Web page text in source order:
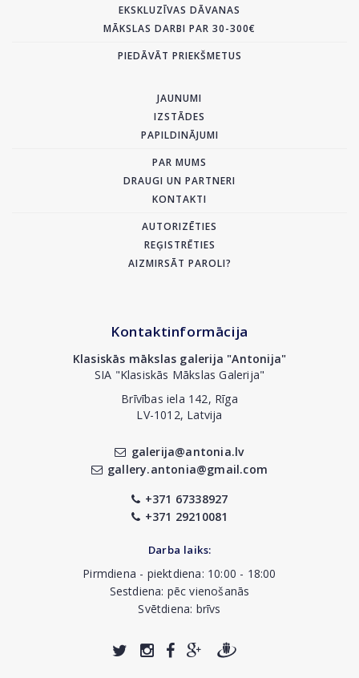
EKSKLUZĪVAS DĀVANAS
MĀKSLAS DARBI PAR 30-300€
PIEDĀVĀT PRIEKŠMETUS
JAUNUMI
IZSTĀDES
PAPILDINĀJUMI
PAR MUMS
DRAUGI UN PARTNERI
KONTAKTI
AUTORIZĒTIES
REĢISTRĒTIES
AIZMIRSĀT PAROLI?
Kontaktinformācija
Klasiskās mākslas galerija "Antonija"
SIA "Klasiskās Mākslas Galerija"
Brīvības iela 142, Rīga
LV-1012, Latvija
galerija@antonia.lv
gallery.antonia@gmail.com
+371 67338927
+371 29210081
Darba laiks:
Pirmdiena - piektdiena: 10:00 - 18:00
Sestdiena: pēc vienošanās
Svētdiena: brīvs